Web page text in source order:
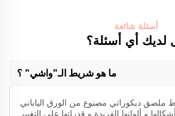
أسئلة شائعة
لديك أي أسئلة؟
ما هو شريط الـ"واشي" ؟
ديكوراتي مصنوع من الورق الياباني
و ألوانها الفريدة و قدراتها على التغيير